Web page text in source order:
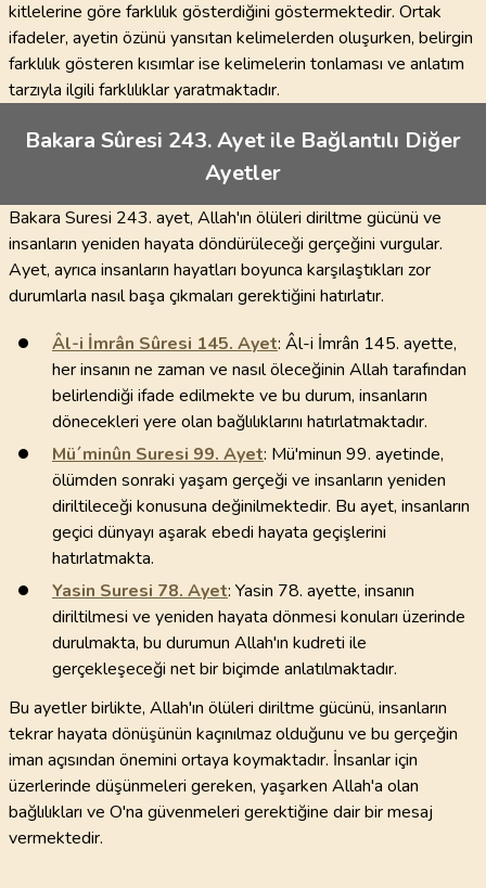
kitlelerine göre farklılık gösterdiğini göstermektedir. Ortak
ifadeler, ayetin özünü yansıtan kelimelerden oluşurken, belirgin
farklılık gösteren kısımlar ise kelimelerin tonlaması ve anlatım
tarzıyla ilgili farklılıklar yaratmaktadır.
Bakara Sûresi 243. Ayet ile Bağlantılı Diğer
Ayetler
Bakara Suresi 243. ayet, Allah'ın ölüleri diriltme gücünü ve
insanların yeniden hayata döndürüleceği gerçeğini vurgular.
Ayet, ayrıca insanların hayatları boyunca karşılaştıkları zor
durumlarla nasıl başa çıkmaları gerektiğini hatırlatır.
Âl-i İmrân Sûresi 145. Ayet: Âl-i İmrân 145. ayette,
her insanın ne zaman ve nasıl öleceğinin Allah tarafından
belirlendiği ifade edilmekte ve bu durum, insanların
dönecekleri yere olan bağlılıklarını hatırlatmaktadır.
Mü´minûn Suresi 99. Ayet: Mü'minun 99. ayetinde,
ölümden sonraki yaşam gerçeği ve insanların yeniden
diriltileceği konusuna değinilmektedir. Bu ayet, insanların
geçici dünyayı aşarak ebedi hayata geçişlerini
hatırlatmakta.
Yasin Suresi 78. Ayet: Yasin 78. ayette, insanın
diriltilmesi ve yeniden hayata dönmesi konuları üzerinde
durulmakta, bu durumun Allah'ın kudreti ile
gerçekleşeceği net bir biçimde anlatılmaktadır.
Bu ayetler birlikte, Allah'ın ölüleri diriltme gücünü, insanların
tekrar hayata dönüşünün kaçınılmaz olduğunu ve bu gerçeğin
iman açısından önemini ortaya koymaktadır. İnsanlar için
üzerlerinde düşünmeleri gereken, yaşarken Allah'a olan
bağlılıkları ve O'na güvenmeleri gerektiğine dair bir mesaj
vermektedir.